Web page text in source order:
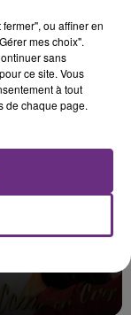
LISA
Pecheur
ou affiner en
mes choix".
sans
ce site. Vous
à tout
de chaque page.